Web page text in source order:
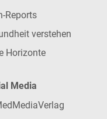
Reports
verstehen
Horizonte
Media